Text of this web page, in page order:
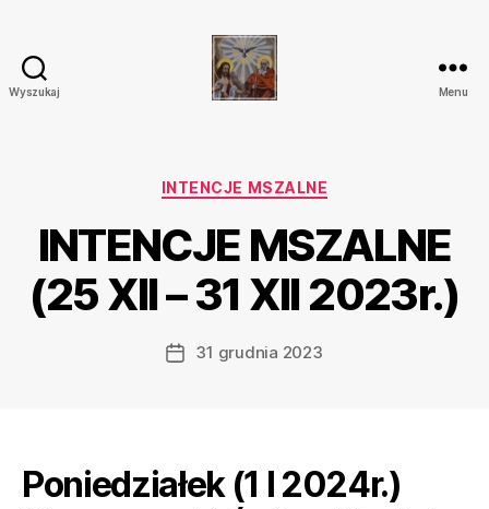
Wyszukaj
Trójcy
w
Ostrówku
Menu
Kategorie
INTENCJE MSZALNE
INTENCJE MSZALNE
(25 XII – 31 XII 2023r.)
Data31 grudnia 2023
Poniedziałek (1 I 2024r.)